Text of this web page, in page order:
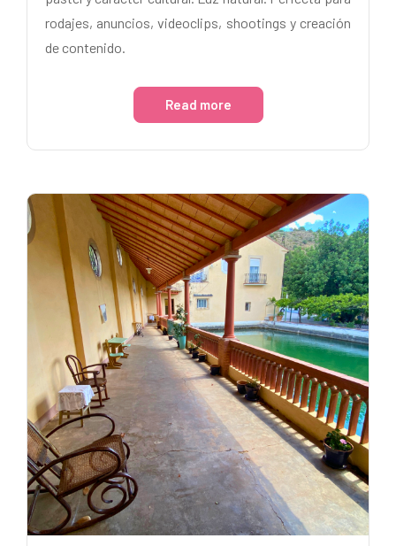
rodajes, anuncios, videoclips, shootings y creación
de contenido.
Read more